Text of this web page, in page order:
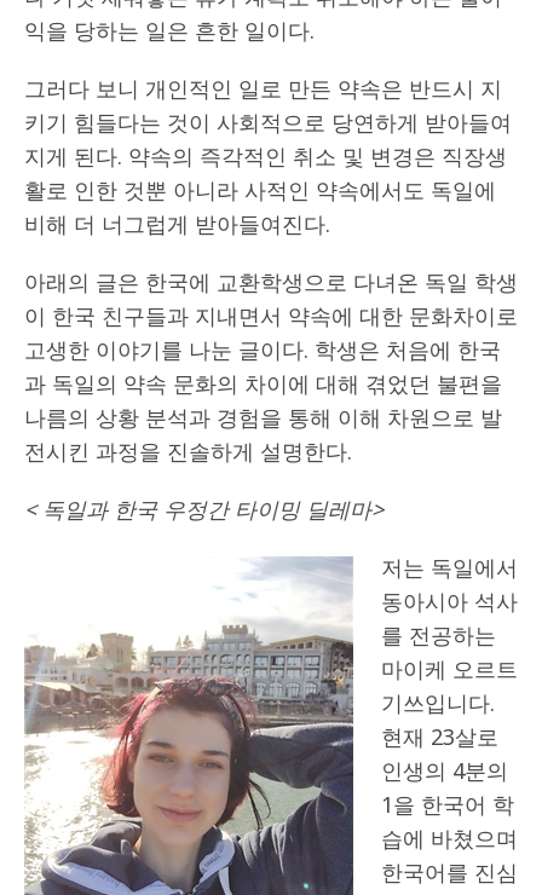
익을 당하는 일은 흔한 일이다.
그러다 보니 개인적인 일로 만든 약속은 반드시 지
키기 힘들다는 것이 사회적으로 당연하게 받아들여
지게 된다. 약속의 즉각적인 취소 및 변경은 직장생
활로 인한 것뿐 아니라 사적인 약속에서도 독일에
비해 더 너그럽게 받아들여진다.
아래의 글은 한국에 교환학생으로 다녀온 독일 학생
이 한국 친구들과 지내면서 약속에 대한 문화차이로
고생한 이야기를 나눈 글이다. 학생은 처음에 한국
과 독일의 약속 문화의 차이에 대해 겪었던 불편을
나름의 상황 분석과 경험을 통해 이해 차원으로 발
전시킨 과정을 진솔하게 설명한다.
< 독일과 한국 우정간 타이밍 딜레마>
저는 독일에서
동아시아 석사
를 전공하는
마이케 오르트
기쓰입니다.
현재 23살로
인생의 4분의
1을 한국어 학
습에 바쳤으며
한국어를 진심